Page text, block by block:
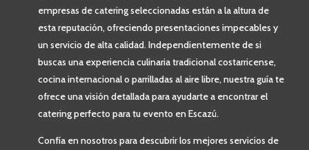
empresas de catering seleccionadas están a la altura de
esta reputación, ofreciendo presentaciones impecables y
un servicio de alta calidad. Independientemente de si
buscas una experiencia culinaria tradicional costarricense,
cocina internacional o parrilladas al aire libre, nuestra guía te
ofrece una visión detallada para ayudarte a encontrar el
catering perfecto para tu evento en Escazú.
Confía en nosotros para descubrir los mejores servicios de